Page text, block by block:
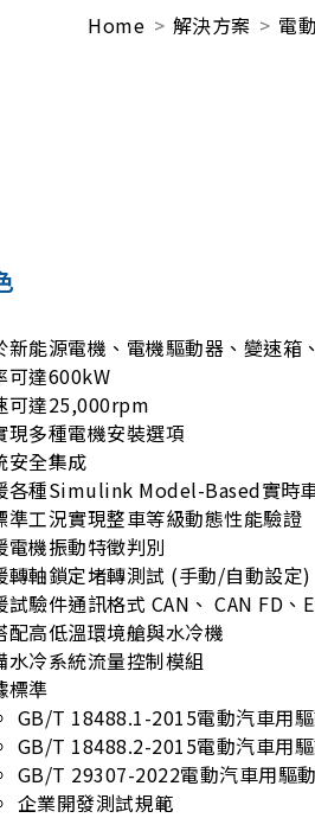
Home 解決方案 電
新能源電機、電機驅動器、變速
可達600kW
可達25,000rpm
現多種電機安裝選項
安全集成
各種Simulink Model-Based實時
準工況實現整車等級動態性能驗證
電機振動特徵判別
轉軸鎖定堵轉測試 (手動/自動設定)
試驗件通訊格式 CAN、 CAN FD、
配高低溫環境艙與水冷機
水冷系統流量控制模組
標準
GB/T 18488.1-2015電動汽車用
GB/T 18488.2-2015電動汽車用
GB/T 29307-2022電動汽車用驅
企業開發測試規範